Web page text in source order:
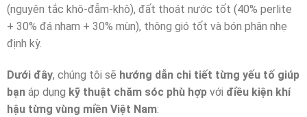
(nguyên tắc khô-đẫm-khô), đất thoát nước tốt (40% perlite
+ 30% đá nham + 30% mùn), thông gió tốt và bón phân nhẹ
định kỳ.
Dưới đây, chúng tôi sẽ hướng dẫn chi tiết từng yếu tố giúp
bạn áp dụng kỹ thuật chăm sóc phù hợp với điều kiện khí
hậu từng vùng miền Việt Nam: